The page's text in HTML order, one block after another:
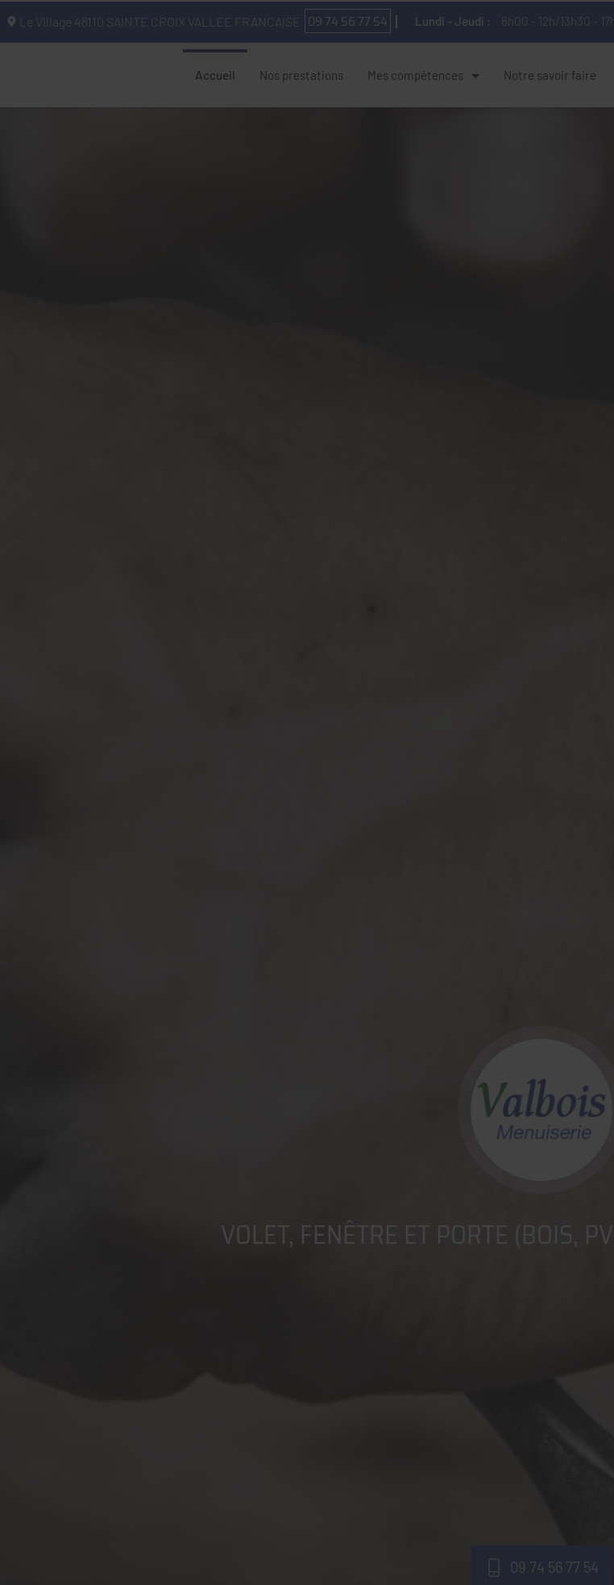
Le Village 48110 SAINTE CROIX VALLEE FRANCAISE 09 74 56 77 54 Lundi - Jeudi : 8h00 - 12h/13h30 -
VOLET, FENÊTRE ET PORTE (BOIS,
09 74 56 77 54
Accueil Nos prestations Mes compétences Notre savoir faire